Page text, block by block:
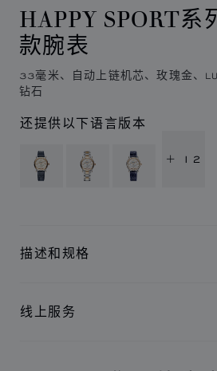
HAPPY SPORT系
款腕表
33毫米、自动上链机芯、玫瑰金、
钻石
还提供以下语言版本
+ 12
描述和规格
线上服务